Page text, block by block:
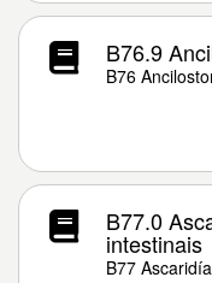
B76.9
B76
B77.0
intestinais
B77